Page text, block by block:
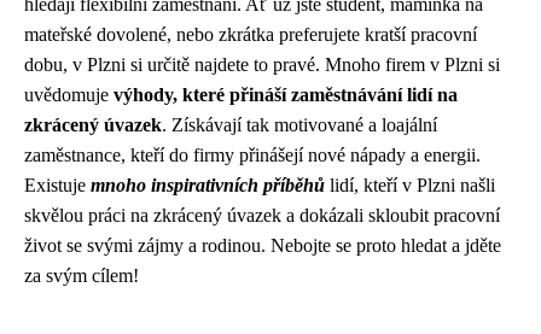
hledají flexibilní zaměstnání. Ať už jste student, maminka na
mateřské dovolené, nebo zkrátka preferujete kratší pracovní
dobu, v Plzni si určitě najdete to pravé. Mnoho firem v Plzni si
uvědomuje výhody, které přináší zaměstnávání lidí na
zkrácený úvazek. Získávají tak motivované a loajální
zaměstnance, kteří do firmy přinášejí nové nápady a energii.
Existuje mnoho inspirativních příběhů lidí, kteří v Plzni našli
skvělou práci na zkrácený úvazek a dokázali skloubit pracovní
život se svými zájmy a rodinou. Nebojte se proto hledat a jděte
za svým cílem!